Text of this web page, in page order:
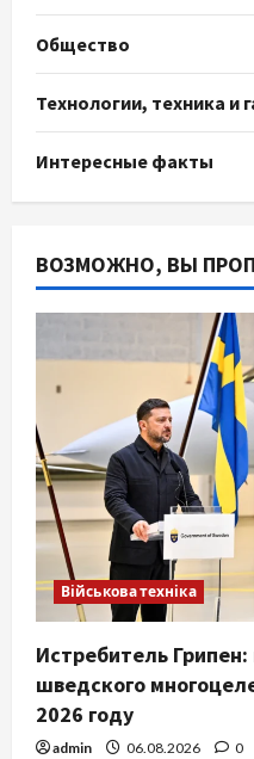
Общество
Технологии, техника и
Интересные факты
ВОЗМОЖНО, ВЫ
Військова техніка
Истребитель
шведского
2026 году
admin 06.08.2026 0